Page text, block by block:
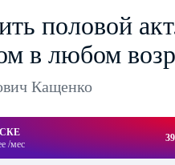
половой
в любом
Кащенко
/мес